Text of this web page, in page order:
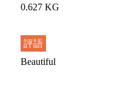
0.627 KG
評語
Beautiful